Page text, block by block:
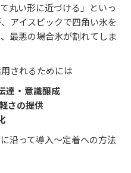
丸い形に近づける」といっ
アイスピックで四角い氷を
最悪の場合氷が割れてしま
されるためには
達・意識醸成
さの提供
沿って導入～定着への方法